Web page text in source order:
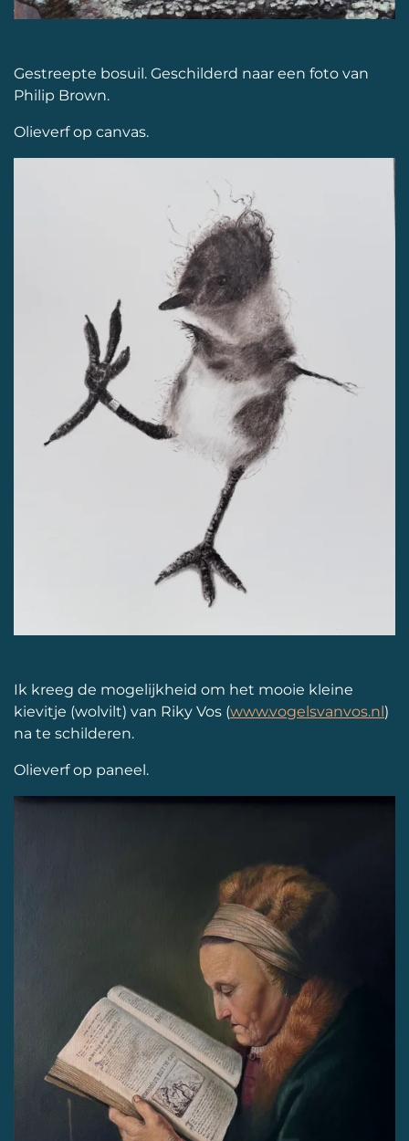
Gestreepte bosuil. Geschilderd naar een foto van
Philip Brown.
Olieverf op canvas.
Ik kreeg de mogelijkheid om het mooie kleine
kievitje (wolvilt) van Riky Vos (www.vogelsvanvos.nl)
na te schilderen.
Olieverf op paneel.